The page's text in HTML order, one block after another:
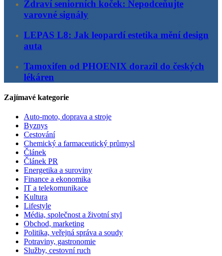
Zdraví seniorních koček: Nepodceňujte
varovné signály
LEPAS L8: Jak leopardí estetika mění design
auta
Tamoxifen od PHOENIX dorazil do českých
lékáren
Zajímavé kategorie
Auto-moto, doprava a stroje
Byznys
Cestování
Chemický a farmaceutický průmysl
Článek
Článek PR
Energetika a suroviny
Finance a ekonomika
IT a telekomunikace
Kultura
Lifestyle
Média, společnost a životní styl
Obchod, marketing
Politika, veřejná správa a soudy
Potraviny, gastronomie
Služby, cestovní ruch